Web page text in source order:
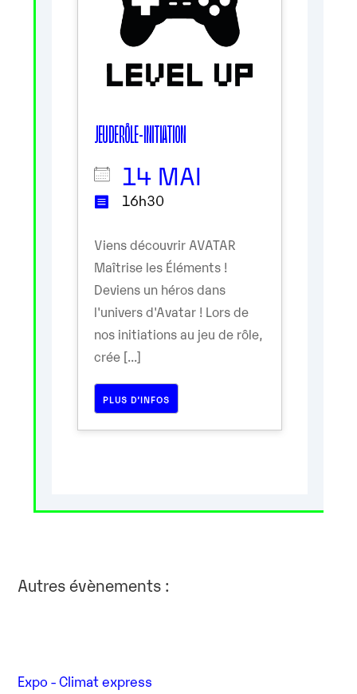
JEU DE RÔLE - INITIATION
14 MAI
16h30
Viens découvrir AVATAR
Maîtrise les Éléments !
Deviens un héros dans
l'univers d'Avatar ! Lors de
nos initiations au jeu de rôle,
crée [...]
PLUS D’INFOS
Autres évènements :
Expo - Climat express